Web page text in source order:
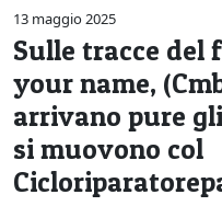
CULTURA
LA STORIA
SPETTACOLI
L'EDITORIALE
SEZIONI
13 maggio 2025
Sulle tracce del
your name,
arrivano pure
si muovono col